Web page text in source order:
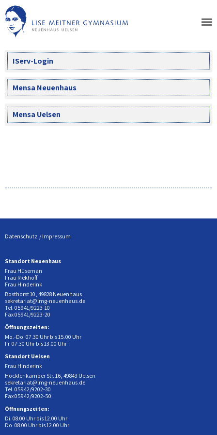
Skip
to
content
IServ-Login
Mensa Neuenhaus
Mensa Uelsen
Datenschutz Impressum
Standort Neuenhaus
Frau Hüseman
Frau Riekhoff
Frau Hinderink
Bosthorst 10, 49828 Neuenhaus
sekretariat@lmg-neuenhaus.de
Tel. 05941/9223-10
Fax 05941/9223-20
Öffnungszeiten:
Mo.-Do. 07.30 Uhr bis 15.00 Uhr
Fr. 07.30 Uhr bis 13.00 Uhr
Standort Uelsen
Frau Hinderink
Höcklenkamper Str. 16, 49843 Uelsen
sekretariat@lmg-neuenhaus.de
Tel. 05942/9202-30
Fax 05942/9202-50
Öffnungszeiten:
Di. 08.00 Uhr bis 12.00 Uhr
Do. 08.00 Uhr bis 12.00 Uhr